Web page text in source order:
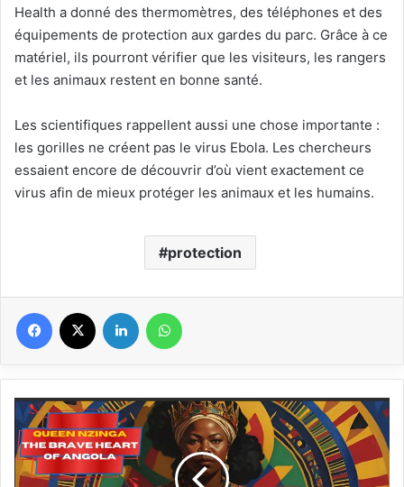
Health a donné des thermomètres, des téléphones et des
équipements de protection aux gardes du parc. Grâce à ce
matériel, ils pourront vérifier que les visiteurs, les rangers
et les animaux restent en bonne santé.
Les scientifiques rappellent aussi une chose importante :
les gorilles ne créent pas le virus Ebola. Les chercheurs
essaient encore de découvrir d’où vient exactement ce
virus afin de mieux protéger les animaux et les humains.
protection
Facebook Linkedin
Histoire
raconte…
la
reine
Nzinga,